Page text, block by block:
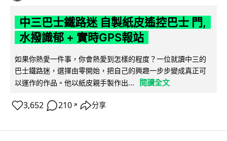
中三巴士鐵路迷 自製紙皮遙控巴士 門,
水撥識郁 + 實時GPS報站
如果你熱愛一件事，你會熱愛到怎樣的程度？一位就讀中三的
巴士鐵路迷，選擇由零開始，把自己的興趣一步步變成真正可
以運作的作品。他以紙皮親手製作出...
閱讀全文
3,652 210 ↗ 分享